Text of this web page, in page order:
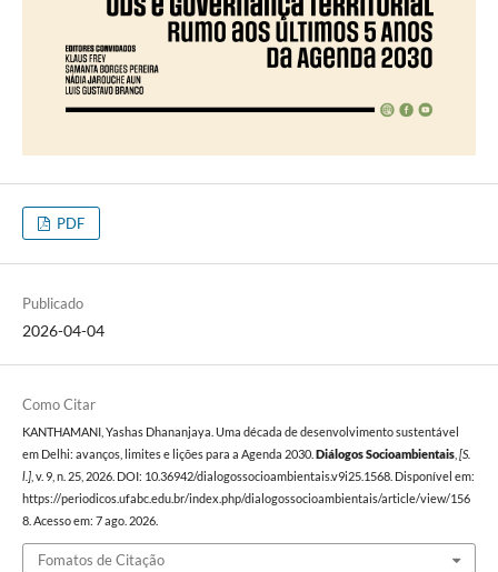
PDF
Publicado
2026-04-04
Como Citar
KANTHAMANI, Yashas Dhananjaya. Uma década de desenvolvimento sustentável
em Delhi: avanços, limites e lições para a Agenda 2030. Diálogos Socioambientais, [S.
l.], v. 9, n. 25, 2026. DOI: 10.36942/dialogossocioambientais.v9i25.1568. Disponível em:
https://periodicos.ufabc.edu.br/index.php/dialogossocioambientais/article/view/156
8. Acesso em: 7 ago. 2026.
Fomatos de Citação